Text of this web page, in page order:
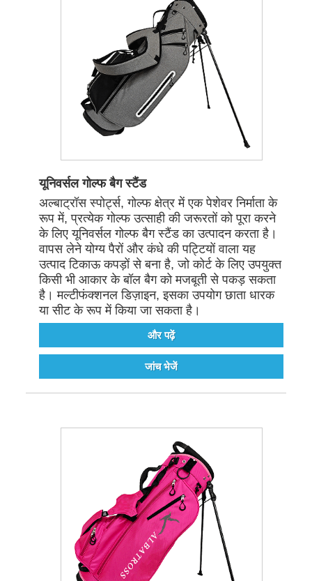
यूनिवर्सल गोल्फ बैग स्टैंड
अल्बाट्रॉस स्पोर्ट्स, गोल्फ क्षेत्र में एक पेशेवर निर्माता के
रूप में, प्रत्येक गोल्फ उत्साही की जरूरतों को पूरा करने
के लिए यूनिवर्सल गोल्फ बैग स्टैंड का उत्पादन करता है।
वापस लेने योग्य पैरों और कंधे की पट्टियों वाला यह
उत्पाद टिकाऊ कपड़ों से बना है, जो कोर्ट के लिए उपयुक्त
किसी भी आकार के बॉल बैग को मजबूती से पकड़ सकता
है। मल्टीफंक्शनल डिज़ाइन, इसका उपयोग छाता धारक
या सीट के रूप में किया जा सकता है।
और पढ़ें
जांच भेजें